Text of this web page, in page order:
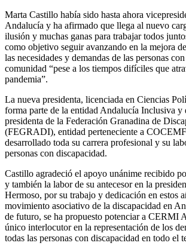
Marta Castillo había sido hasta ahora
Andalucía y ha afirmado que llega al nuevo
ilusión y muchas ganas para trabajar todos
como objetivo seguir avanzando en la mejora
las necesidades y demandas de las personas
comunidad “pese a los tiempos difíciles que
pandemia”.
La nueva presidenta, licenciada en Ciencias
forma parte de la entidad Andalucía Inclusiva y
presidenta de la Federación Granadina de
(FEGRADI), entidad perteneciente a
desarrollado toda su carrera profesional y su
personas con discapacidad.
Castillo agradeció el apoyo unánime recibido
y también la labor de su antecesor en la
Hermoso, por su trabajo y dedicación en estos
movimiento asociativo de la discapacidad en
de futuro, se ha propuesto potenciar a CERMI
único interlocutor en la representación de los
todas las personas con discapacidad en todo el